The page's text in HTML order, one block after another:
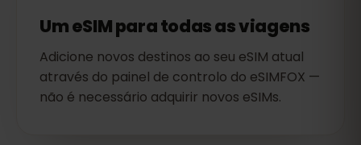
Um eSIM para todas as viagens
Adicione novos destinos ao seu eSIM atual
através do painel de controlo do eSIMFOX —
não é necessário adquirir novos eSIMs.